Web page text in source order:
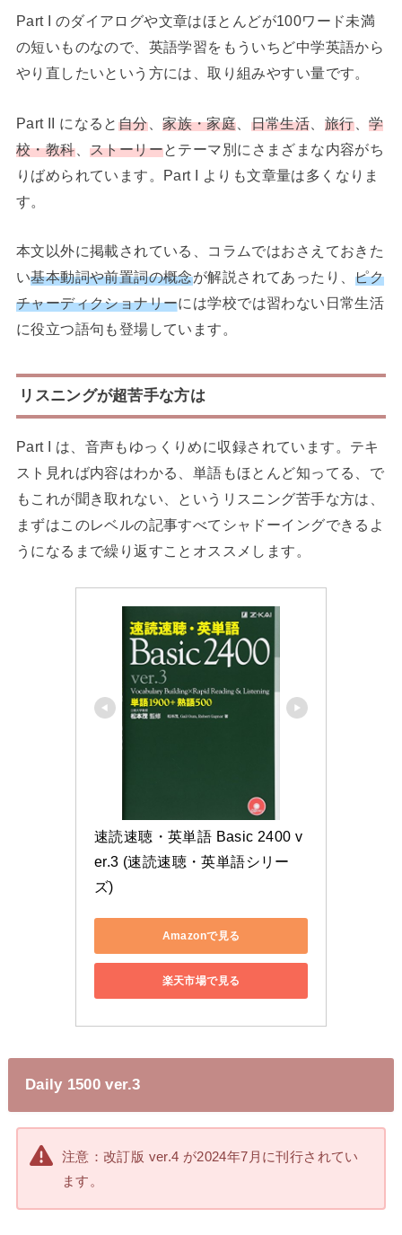
Part I のダイアログや文章はほとんどが100ワード未満
の短いものなので、英語学習をもういちど中学英語から
やり直したいという方には、取り組みやすい量です。
Part II になると 自分、家族・家庭 日常生活 旅行、 学
校・教科、 ストーリーとテーマ別にさまざまな内容がち
りばめられています。Part I よりも文章量は多くなりま
す。
本文以外に掲載されている、コラムではおさえておきた
い基本動詞や前置詞の概念が解説されてあったり、 ピク
チャーディクショナリーには学校では習わない日常生活
に役立つ語句も登場しています。
リスニングが超苦手な方は
Part I は、音声もゆっくりめに収録されています。テキ
スト見れば内容はわかる、単語もほとんど知ってる、で
もこれが聞き取れない、というリスニング苦手な方は、
まずはこのレベルの記事すべてシャドーイングできるよ
うになるまで繰り返すことオススメします。
速読速聴・英単語 Basic 2400 v
er.3 (速読速聴・英単語シリー
ズ)
Amazonで見る
楽天市場で見る
Daily 1500 ver.3
注意：改訂版 ver.4 が2024年7月に刊行されてい
ます。